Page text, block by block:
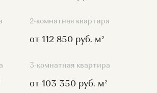
2-комнатная квартира
от 112 850 руб. м²
3-комнатная квартира
от 103 350 руб. м²